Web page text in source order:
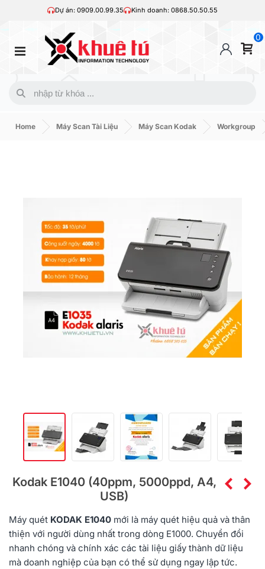
Dự án: 0909.00.99.35 Kinh doanh: 0868.50.50.55
0
Home Máy Scan Tài Liệu Máy Scan Kodak Workgroup
Kodak E1040 (40ppm, 5000ppd, A4,
USB)
Máy quét KODAK E1040 mới là máy quét hiệu quả và thân
thiện với người dùng nhất trong dòng E1000. Chuyển đổi
nhanh chóng và chính xác các tài liệu giấy thành dữ liệu
mà doanh nghiệp của bạn có thể sử dụng ngay lập tức.